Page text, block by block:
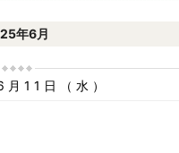
年6月
11日（水）